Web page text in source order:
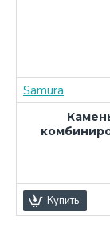
Samura
Купить